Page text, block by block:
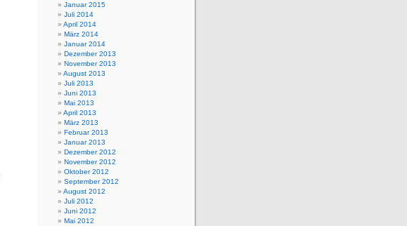
Januar 2015
Juli 2014
April 2014
März 2014
Januar 2014
Dezember 2013
November 2013
August 2013
Juli 2013
Juni 2013
Mai 2013
April 2013
März 2013
Februar 2013
Januar 2013
Dezember 2012
November 2012
Oktober 2012
September 2012
August 2012
Juli 2012
Juni 2012
Mai 2012